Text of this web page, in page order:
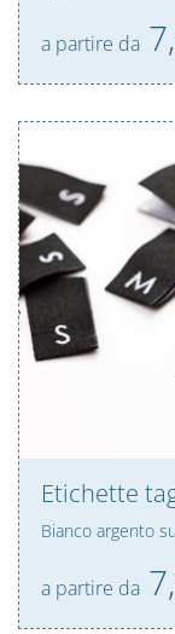
a partire da 7,
Etichette
Bianco argento
a partire da 7,